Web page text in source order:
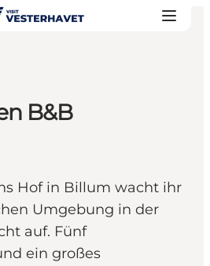
B&B
Hof in Billum wacht ihr
Umgebung in der
auf. Fünf
ein großes